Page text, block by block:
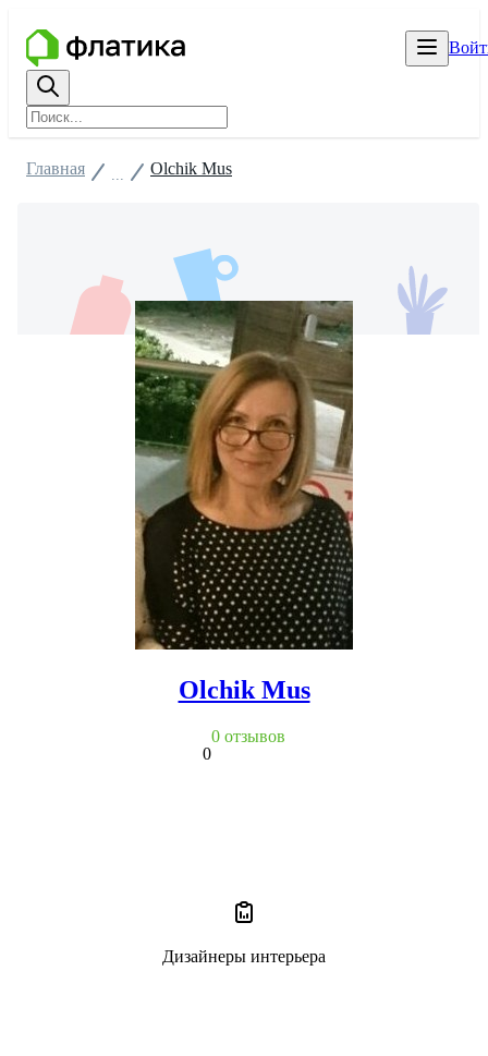
Главная Olchik Mus
Olchik Mus
0
0 отзывов
Дизайнеры интерьера